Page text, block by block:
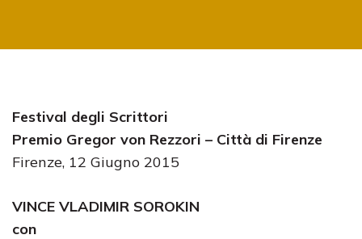
Festival degli Scrittori
Premio Gregor von Rezzori – Città di Firenze
Firenze, 12 Giugno 2015
VINCE VLADIMIR SOROKIN
con